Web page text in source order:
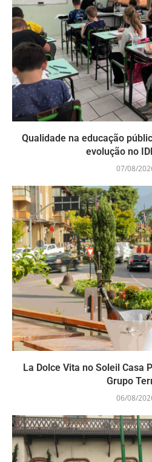
Qualidade na educação
evolução no
07/08/
La Dolce Vita no Soleil Casa
Grupo
06/08/